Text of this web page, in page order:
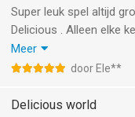
Super leuk spel altijd
Delicious . Alleen elke
er in duurt lang en ik
want dan raak ik alle
Meer
door Ele**
Delicious world